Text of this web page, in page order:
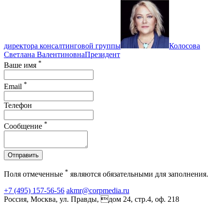
директора консалтинговой группы
Колосова
Светлана ВалентиновнаПрезидент
Ваше имя *
Email *
Телефон
Сообщение *
Отправить
Поля отмеченные * являются обязательными для заполнения.
+7 (495) 157-56-56 akmr@corpmedia.ru
Россия, Москва, ул. Правды, дом 24, стр.4, оф. 218